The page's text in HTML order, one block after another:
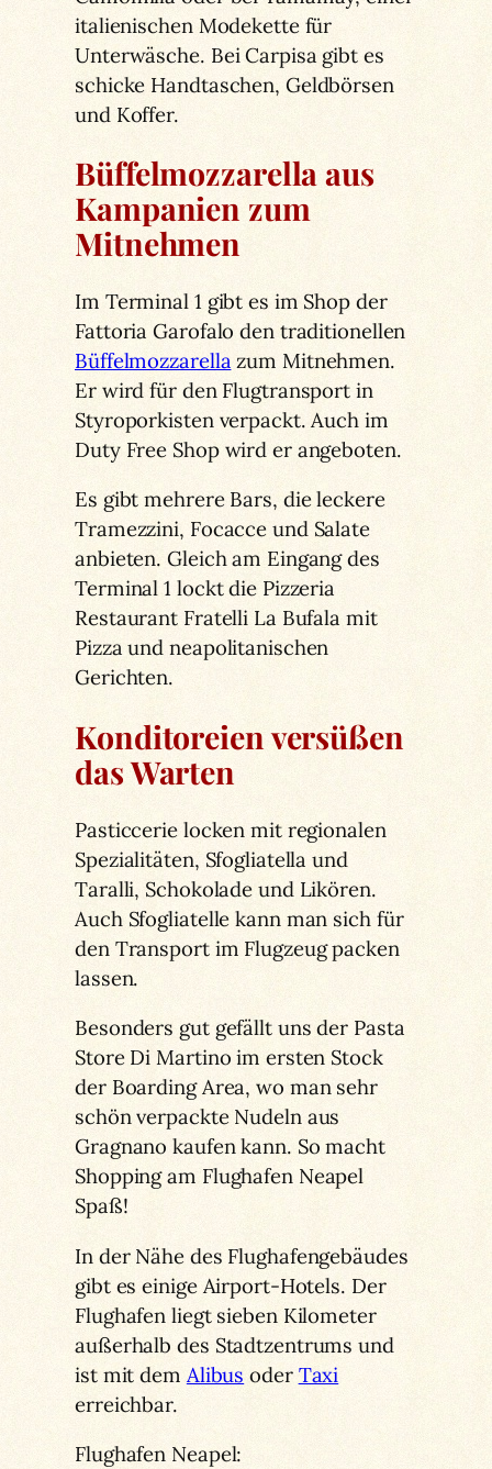
italienischen Modekette für
Unterwäsche. Bei Carpisa gibt es
schicke Handtaschen, Geldbörsen
und Koffer.
Büffelmozzarella aus
Kampanien zum
Mitnehmen
Im Terminal 1 gibt es im Shop der
Fattoria Garofalo den traditionellen
Büffelmozzarella zum Mitnehmen.
Er wird für den Flugtransport in
Styroporkisten verpackt. Auch im
Duty Free Shop wird er angeboten.
Es gibt mehrere Bars, die leckere
Tramezzini, Focacce und Salate
anbieten. Gleich am Eingang des
Terminal 1 lockt die Pizzeria
Restaurant Fratelli La Bufala mit
Pizza und neapolitanischen
Gerichten.
Konditoreien versüßen
das Warten
Pasticcerie locken mit regionalen
Spezialitäten, Sfogliatella und
Taralli, Schokolade und Likören.
Auch Sfogliatelle kann man sich für
den Transport im Flugzeug packen
lassen.
Besonders gut gefällt uns der Pasta
Store Di Martino im ersten Stock
der Boarding Area, wo man sehr
schön verpackte Nudeln aus
Gragnano kaufen kann. So macht
Shopping am Flughafen Neapel
Spaß!
In der Nähe des Flughafengebäudes
gibt es einige Airport-Hotels. Der
Flughafen liegt sieben Kilometer
außerhalb des Stadtzentrums und
ist mit dem Alibus oder Taxi
erreichbar.
Flughafen Neapel: